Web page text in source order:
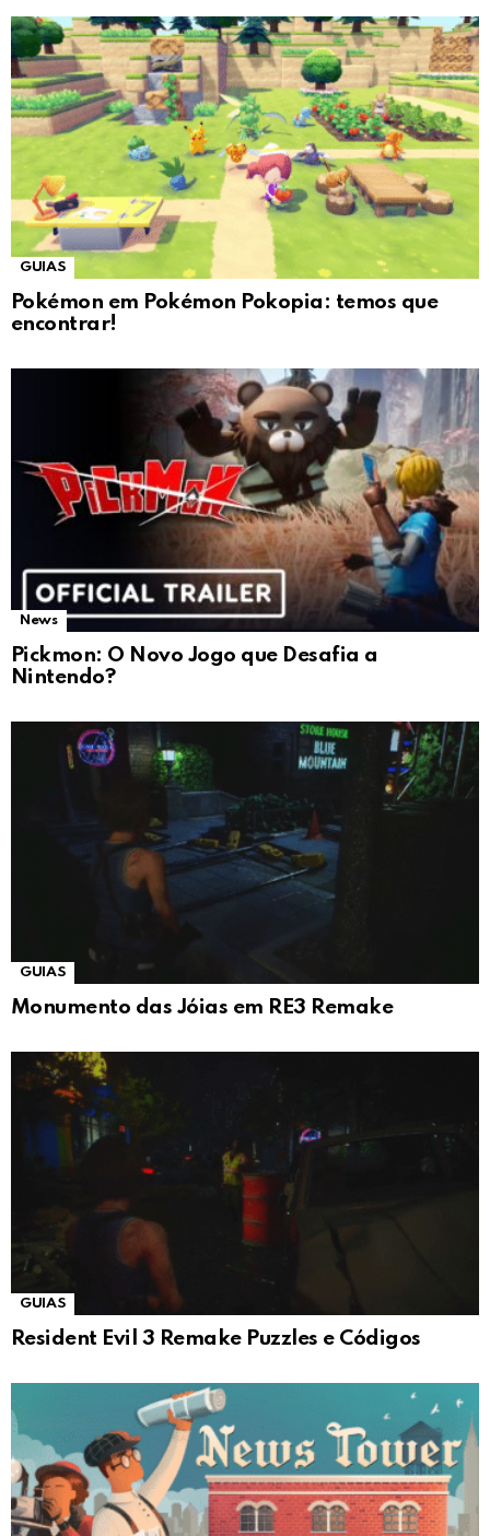
GUIAS
Pokémon em Pokémon Pokopia: temos que
encontrar!
News
Pickmon: O Novo Jogo que Desafia a
Nintendo?
GUIAS
Monumento das Jóias em RE3 Remake
GUIAS
Resident Evil 3 Remake Puzzles e Códigos